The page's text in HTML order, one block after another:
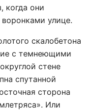
когда они
улице.
скалобетона
с темнеющими
стене
спутанной
сторона
Или